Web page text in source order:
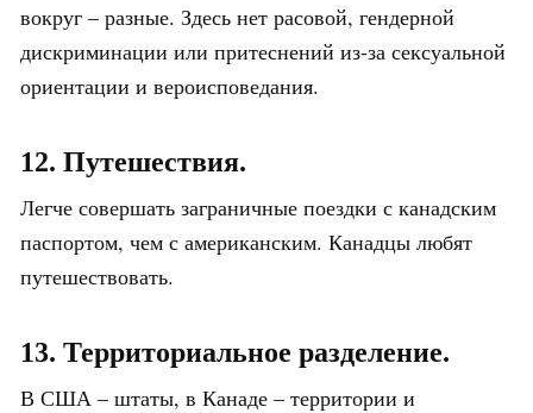
вокруг – разные. Здесь нет расовой, гендерной
дискриминации или притеснений из-за сексуальной
ориентации и вероисповедания.
12. Путешествия.
Легче совершать заграничные поездки с канадским
паспортом, чем с американским. Канадцы любят
путешествовать.
13. Территориальное разделение.
В США – штаты, в Канаде – территории и